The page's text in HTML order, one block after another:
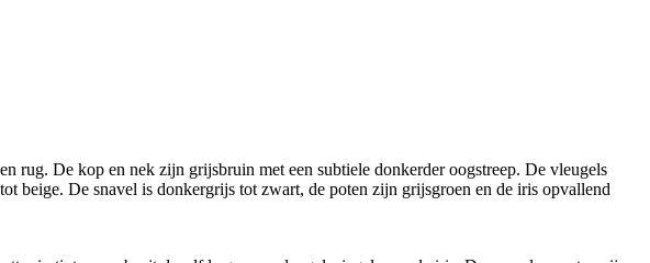
rug. De kop en nek zijn grijsbruin met een subtiele donkerder oogstreep. De vleugels
beige. De snavel is donkergrijs tot zwart, de poten zijn grijsgroen en de iris opvallend